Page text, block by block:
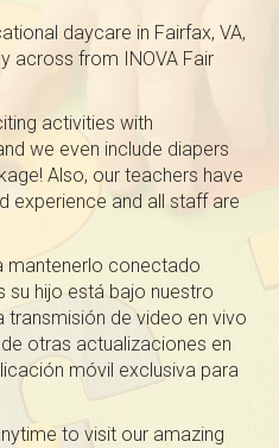
daycare in Fairfax, VA,
across from INOVA Fair
activities with
we even include diapers
Also, our teachers have
experience and all staff are
conectado
su hijo está bajo nuestro
de video en vivo
otras actualizaciones en
móvil exclusiva para
to visit our amazing